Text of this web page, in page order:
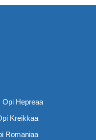
Opi Hepreaa
Kreikkaa
Romaniaa